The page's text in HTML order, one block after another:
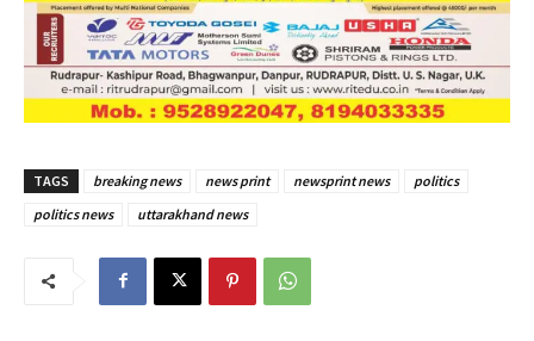
TAGS breaking news news print newsprint news
politics
politics news
uttarakhand news